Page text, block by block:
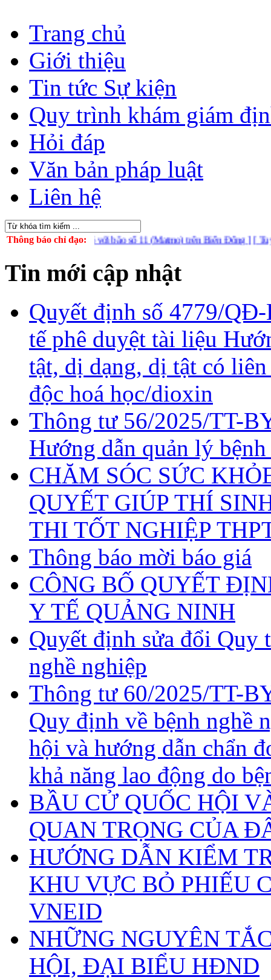
Trang chủ
Giới thiệu
Tin tức Sự kiện
Quy trình khám giám
Hỏi đáp
Văn bản pháp luật
Liên hệ
Thông báo chỉ đạo:
động ứng phó với bão số 11 (Matmo) trên Biển Đông ] [ Tuyên
Tin mới cập nhật
Quyết định số 4779/
tế phê duyệt tài liệu
tật, dị dạng, dị tật có
độc hoá học/dioxin
Thông tư 56/2025/TT-
Hướng dẫn quản lý
CHĂM SÓC SỨC
QUYẾT GIÚP THÍ
THI TỐT NGHIỆP
Thông báo mời báo giá
CÔNG BỐ QUYẾT
Y TẾ QUẢNG NINH
Quyết định sửa đổi Quy
nghề nghiệp
Thông tư 60/2025/TT-
Quy định về bệnh nghề
hội và hướng dẫn chẩn
khả năng lao động do
BẦU CỬ QUỐC HỘI
QUAN TRỌNG CỦA
HƯỚNG DẪN KIỂM
KHU VỰC BỎ PHIẾU
VNEID
NHỮNG NGUYÊN
HỘI, ĐẠI BIỂU HĐND